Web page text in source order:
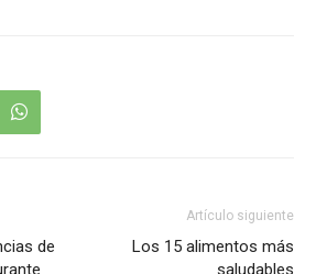
de
Artículo siguiente
Los 15 alimentos más
saludables